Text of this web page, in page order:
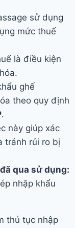
sử dụng
mức thuế
là điều kiện
ghế
theo quy định
.
này giúp xác
tránh rủi ro bị
qua sử dụng:
nhập khẩu
thủ tục nhập